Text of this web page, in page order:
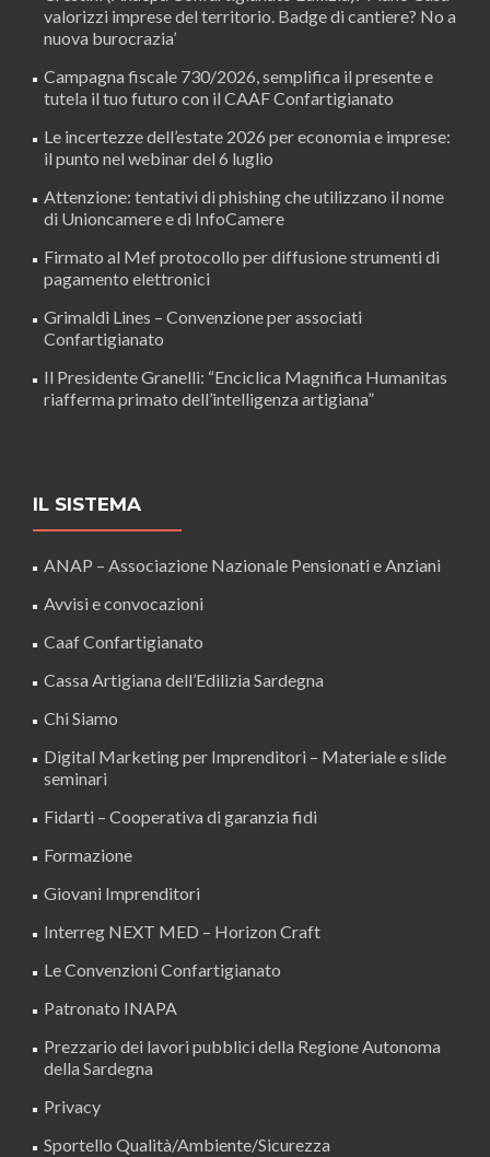
valorizzi imprese del territorio. Badge di cantiere? No a
nuova burocrazia’
Campagna fiscale 730/2026, semplifica il presente e
tutela il tuo futuro con il CAAF Confartigianato
Le incertezze dell’estate 2026 per economia e imprese:
il punto nel webinar del 6 luglio
Attenzione: tentativi di phishing che utilizzano il nome
di Unioncamere e di InfoCamere
Firmato al Mef protocollo per diffusione strumenti di
pagamento elettronici
Grimaldi Lines – Convenzione per associati
Confartigianato
Il Presidente Granelli: “Enciclica Magnifica Humanitas
riafferma primato dell’intelligenza artigiana”
IL SISTEMA
ANAP – Associazione Nazionale Pensionati e Anziani
Avvisi e convocazioni
Caaf Confartigianato
Cassa Artigiana dell’Edilizia Sardegna
Chi Siamo
Digital Marketing per Imprenditori – Materiale e slide
seminari
Fidarti – Cooperativa di garanzia fidi
Formazione
Giovani Imprenditori
Interreg NEXT MED – Horizon Craft
Le Convenzioni Confartigianato
Patronato INAPA
Prezzario dei lavori pubblici della Regione Autonoma
della Sardegna
Privacy
Sportello Qualità/Ambiente/Sicurezza